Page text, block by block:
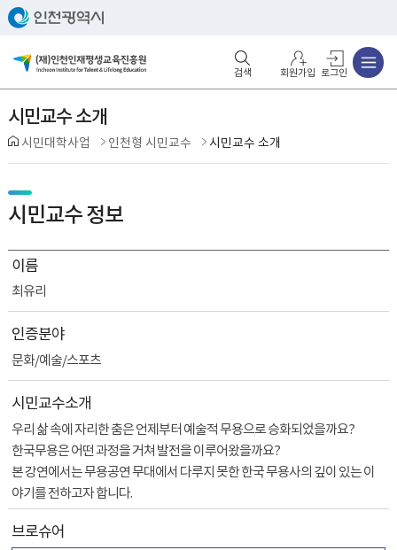
회원가입 로그인
시민교수 소개
시민대학사업 인천형 시민교수 시민교수 소개
시민교수 정보
이름
최유리
인증분야
문화/예술/스포츠
시민교수소개
우리 삶 속에 자리한 춤은 언제부터 예술적 무용으로 승화되었을까요?
한국무용은 어떤 과정을 거쳐 발전을 이루어왔을까요?
본 강연에서는 무용공연 무대에서 다루지 못한 한국 무용사의 깊이 있는 이
야기를 전하고자 합니다.
브로슈어